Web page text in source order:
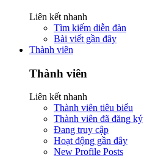
Liên kết nhanh
Tìm kiếm diễn đàn
Bài viết gần đây
Thành viên
Thành viên
Liên kết nhanh
Thành viên tiêu biểu
Thành viên đã đăng ký
Đang truy cập
Hoạt động gần đây
New Profile Posts